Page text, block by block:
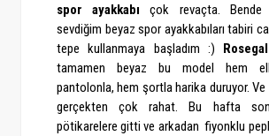
spor ayakkabı çok revaçta. Bende
sevdiğim beyaz spor ayakkabıları tabiri
tepe kullanmaya başladım :) Rosegal
tamamen beyaz bu model hem
pantolonla, hem şortla harika duruyor.
gerçekten çok rahat. Bu hafta
pötikarelere gitti ve arkadan fiyonklu